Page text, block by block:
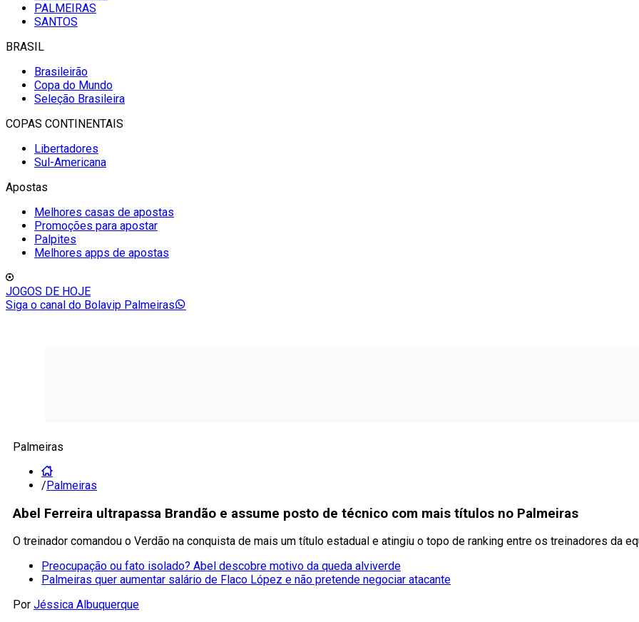
PALMEIRAS
SANTOS
BRASIL
Brasileirão
Copa do Mundo
Seleção Brasileira
COPAS CONTINENTAIS
Libertadores
Sul-Americana
Apostas
Melhores casas de apostas
Promoções para apostar
Palpites
Melhores apps de apostas
JOGOS DE HOJE
Siga o canal do Bolavip Palmeiras
Palmeiras
/Palmeiras
Abel Ferreira ultrapassa Brandão e assume posto de técnico com mais títulos no Palmeiras
O treinador comandou o Verdão na conquista de mais um título estadual e atingiu o topo de ranking entre os treinadores da
Preocupação ou fato isolado? Abel descobre motivo da queda alviverde
Palmeiras quer aumentar salário de Flaco López e não pretende negociar atacante
Por Jéssica Albuquerque